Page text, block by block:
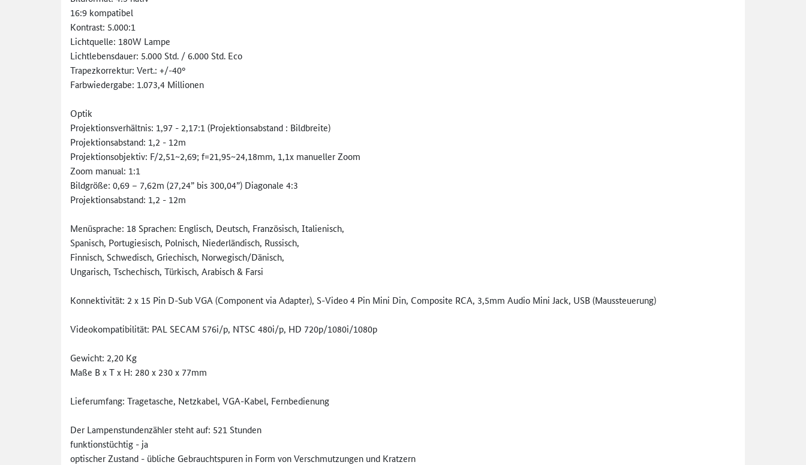
16:9 kompatibel
Kontrast: 5.000:1
Lichtquelle: 180W Lampe
Lichtlebensdauer: 5.000 Std. / 6.000 Std. Eco
Trapezkorrektur: Vert.: +/-40°
Farbwiedergabe: 1.073,4 Millionen
Optik
Projektionsverhältnis: 1,97 - 2,17:1 (Projektionsabstand : Bildbreite)
Projektionsabstand: 1,2 - 12m
Projektionsobjektiv: F/2,51~2,69; f=21,95~24,18mm, 1,1x manueller Zoom
Zoom manual: 1:1
Bildgröße: 0,69 – 7,62m (27,24” bis 300,04”) Diagonale 4:3
Projektionsabstand: 1,2 - 12m
Menüsprache: 18 Sprachen: Englisch, Deutsch, Französisch, Italienisch,
Spanisch, Portugiesisch, Polnisch, Niederländisch, Russisch,
Finnisch, Schwedisch, Griechisch, Norwegisch/Dänisch,
Ungarisch, Tschechisch, Türkisch, Arabisch & Farsi
Konnektivität: 2 x 15 Pin D-Sub VGA (Component via Adapter), S-Video 4 Pin Mini Din, Composite RCA, 3,5mm Audio Mini Jack, USB (Maussteuerung)
Videokompatibilität: PAL SECAM 576i/p, NTSC 480i/p, HD 720p/1080i/1080p
Gewicht: 2,20 Kg
Maße B x T x H: 280 x 230 x 77mm
Lieferumfang: Tragetasche, Netzkabel, VGA-Kabel, Fernbedienung
Der Lampenstundenzähler steht auf: 521 Stunden
funktionstüchtig - ja
optischer Zustand - übliche Gebrauchtspuren in Form von Verschmutzungen und Kratzern